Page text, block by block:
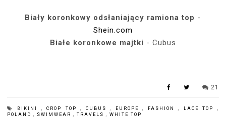
Biały koronkowy odsłaniający ramiona top -
Shein.com
Białe koronkowe majtki - Cubus
21
BIKINI ,CROP TOP, CUBUS, EUROPE, FASHION, LACE TOP ,
POLAND, SWIMWEAR,TRAVELS,WHITE TOP